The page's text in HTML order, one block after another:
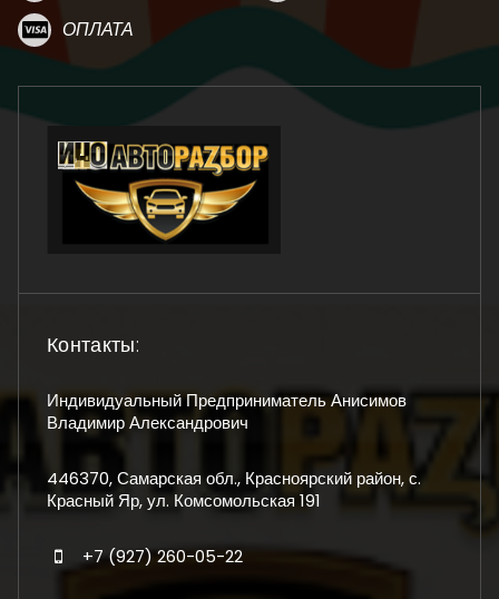
ОПЛАТА
Контакты:
Индивидуальный Предприниматель Анисимов
Владимир Александрович
446370, Самарская обл., Красноярский район, с.
Красный Яр, ул. Комсомольская 191
+7 (927) 260-05-22